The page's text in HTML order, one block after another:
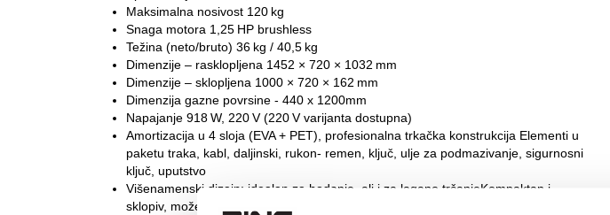
Maksimalna nosivost 120 kg
Snaga motora 1,25 HP brushless
Težina (neto/bruto) 36 kg / 40,5 kg
Dimenzije – rasklopljena 1452 × 720 × 1032 mm
Dimenzije – sklopljena 1000 × 720 × 162 mm
Dimenzija gazne povrsine - 440 x 1200mm
Napajanje 918 W, 220 V (220 V varijanta dostupna)
Amortizacija u 4 sloja (EVA + PET), profesionalna trkačka konstrukcija Elementi u
paketu traka, kabl, daljinski, rukon- remen, ključ, ulje za podmazivanje, sigurnosni
ključ, uputstvo
Višenamenski dizajn: idealan za hodanje, ali i za lagano trčanjeKompaktan i
sklopiv, može da stane ispod kreveta, ispod stola, ili u uspravnom položajuTih rad